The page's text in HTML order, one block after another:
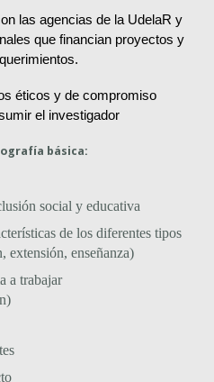
las agencias de la UdelaR y
que financian proyectos y
éticos y de compromiso
el investigador
básica:
social y educativa
de los diferentes tipos
extensión, enseñanza)
a trabajar